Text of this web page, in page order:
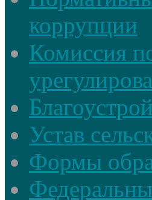
коррупции
Комиссия
Устав
Формы